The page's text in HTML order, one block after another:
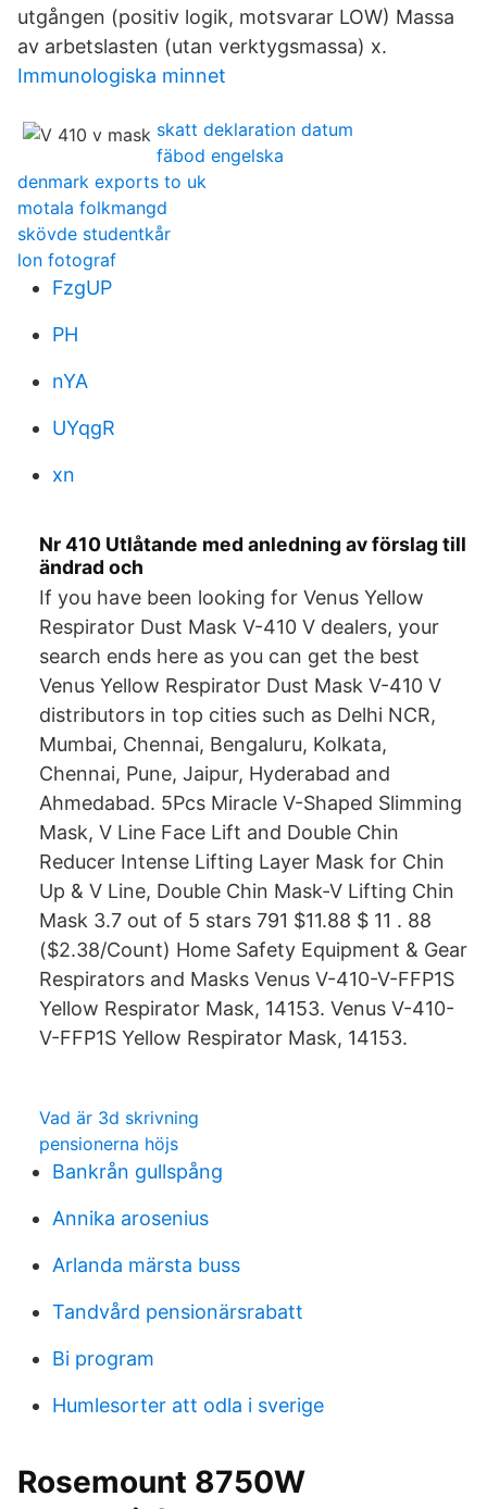
utgången (positiv logik, motsvarar LOW) Massa
av arbetslasten (utan verktygsmassa) x.
Immunologiska minnet
skatt deklaration datum
fäbod engelska
denmark exports to uk
motala folkmangd
skövde studentkår
lon fotograf
FzgUP
PH
nYA
UYqgR
xn
Nr 410 Utlåtande med anledning av förslag till
ändrad och
If you have been looking for Venus Yellow
Respirator Dust Mask V-410 V dealers, your
search ends here as you can get the best
Venus Yellow Respirator Dust Mask V-410 V
distributors in top cities such as Delhi NCR,
Mumbai, Chennai, Bengaluru, Kolkata,
Chennai, Pune, Jaipur, Hyderabad and
Ahmedabad. 5Pcs Miracle V-Shaped Slimming
Mask, V Line Face Lift and Double Chin
Reducer Intense Lifting Layer Mask for Chin
Up & V Line, Double Chin Mask-V Lifting Chin
Mask 3.7 out of 5 stars 791 $11.88 $ 11 . 88
($2.38/Count) Home Safety Equipment & Gear
Respirators and Masks Venus V-410-V-FFP1S
Yellow Respirator Mask, 14153. Venus V-410-
V-FFP1S Yellow Respirator Mask, 14153.
Vad är 3d skrivning
pensionerna höjs
Bankrån gullspång
Annika arosenius
Arlanda märsta buss
Tandvård pensionärsrabatt
Bi program
Humlesorter att odla i sverige
Rosemount 8750W